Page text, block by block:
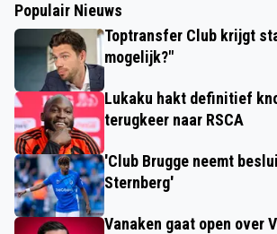
Populair Nieuws
Toptransfer Club krijgt
mogelijk?"
Lukaku hakt definitief
terugkeer naar RSCA
'Club Brugge neemt
Sternberg'
Vanaken gaat open over